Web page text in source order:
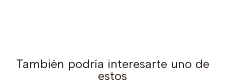
También podría interesarte uno de
estos